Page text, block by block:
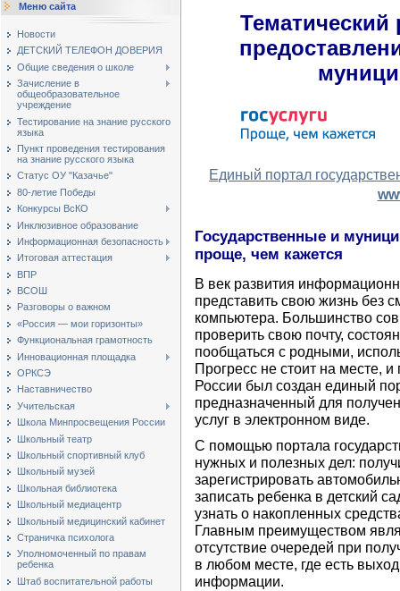
Меню сайта
Новости
ДЕТСКИЙ ТЕЛЕФОН ДОВЕРИЯ
Общие сведения о школе
Зачисление в
общеобразовательное
учреждение
Тестирование на знание русского
языка
Пункт проведения тестирования
на знание русского языка
Статус ОУ "Казачье"
80-летие Победы
Конкурсы ВсКО
Инклюзивное образование
Информационная безопасность
Итоговая аттестация
ВПР
ВСОШ
Разговоры о важном
«Россия — мои горизонты»
Функциональная грамотность
Инновационная площадка
ОРКСЭ
Наставничество
Учительская
Школа Минпросвещения России
Школьный театр
Школьный спортивный клуб
Школьный музей
Школьная библиотека
Школьный медиацентр
Школьный медицинский кабинет
Страничка психолога
Уполномоченный по правам
ребенка
Штаб воспитательной работы
Единый портал
Государственные и
проще, чем кажется
В век развития
представить свою жизнь без
компьютера. Большинство
проверить свою почту,
пообщаться с родными,
Прогресс не стоит на месте,
России был создан единый
предназначенный для
услуг в электронном виде.
С помощью портала
нужных и полезных дел:
зарегистрировать
записать ребенка в детский
узнать о накопленных
Главным преимуществом
отсутствие очередей при
в любом месте, где есть
информации.